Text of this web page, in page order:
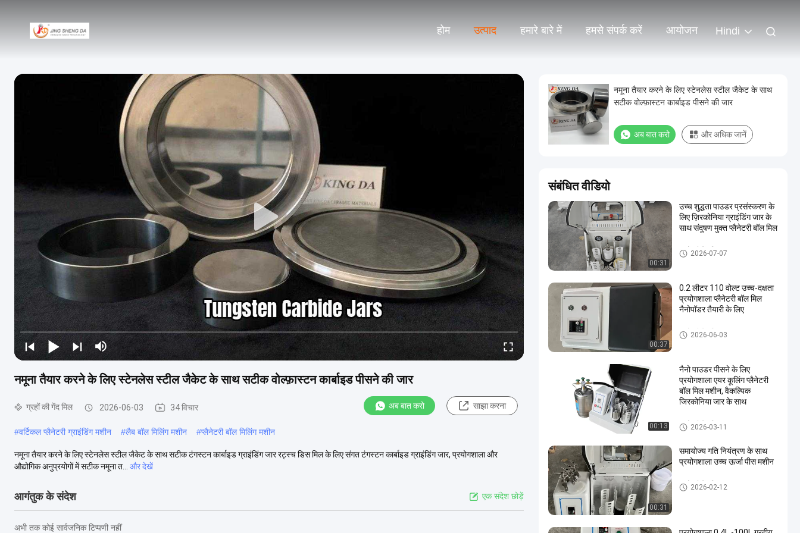
होम उत्पाद हमारे बारे में हमसे संपर्क करें आयोजन Hindi
नमूना तैयार करने के लिए स्टेनलेस स्टील जैकेट के साथ सटीक वोल्फ़ास्टन कार्बाइड पीसने की जार
ग्रहों की गेंद मिल 2026-06-03 34 विचार अब बात करो साझा करना
#वर्टिकल प्लैनेटरी ग्राइंडिंग मशीन #लैब बॉल मिलिंग मशीन #प्लैनेटरी बॉल मिलिंग मशीन
नमूना तैयार करने के लिए स्टेनलेस स्टील जैकेट के साथ सटीक टंगस्टन कार्बाइड ग्राइंडिंग जार रट्स्च डिस मिल के लिए संगत टंगस्टन कार्बाइड ग्राइंडिंग जार, प्रयोगशाला और
औद्योगिक अनुप्रयोगों में सटीक नमूना त...
और देखें
आगंतुक के संदेश एक संदेश छोड़ें
अभी तक कोई सार्वजनिक टिप्पणी नहीं
नमूना तैयार करने के लिए स्टेनलेस स्टील जैकेट के साथ
सटीक वोल्फ़ास्टन कार्बाइड पीसने की जार
अब बात करो और अधिक जानें
संबंधित वीडियो
00:31
उच्च शुद्धता पाउडर प्रसंस्करण के
लिए ज़िरकोनिया ग्राइंडिंग जार के
साथ संदूषण मुक्त प्लैनेटरी बॉल मिल
ग्रहों की गेंद मिल
2026-07-07
00:37
0.2 लीटर 110 वोल्ट उच्च-दक्षता
प्रयोगशाला प्लैनेटरी बॉल मिल
नैनोपॉडर तैयारी के लिए
ग्रहों की गेंद मिल
2026-06-03
00:13
नैनो पाउडर पीसने के लिए
प्रयोगशाला एयर कूलिंग प्लैनेटरी
बॉल मिल मशीन, वैकल्पिक
जिरकोनिया जार के साथ
ग्रहों की गेंद मिल
2026-03-11
00:31
समायोज्य गति नियंत्रण के साथ
प्रयोगशाला उच्च ऊर्जा पीस मशीन
ग्रहों की गेंद मिल
2026-02-12